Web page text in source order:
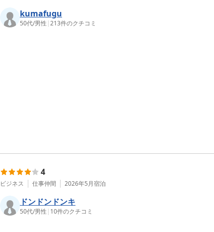
kumafugu
50代/男性 |213件のクチコミ
4
ビジネス 仕事仲間 2026年5月宿泊
ドンドンドンキ
50代/男性 | 10件のクチコミ